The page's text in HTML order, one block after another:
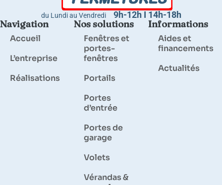
du Lundi au Vendredi 9h-12h I 14h-18h
Navigation
Accueil
L’entreprise
Réalisations
Nos solutions
Fenêtres et
portes-
fenêtres
Portails
Portes
d’entrée
Portes de
garage
Volets
Vérandas &
Informations
Aides et
financements
Actualités